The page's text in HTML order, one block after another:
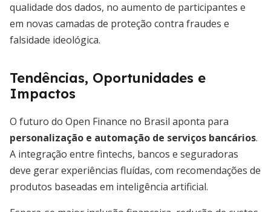
qualidade dos dados, no aumento de participantes e
em novas camadas de proteção contra fraudes e
falsidade ideológica.
Tendências, Oportunidades e
Impactos
O futuro do Open Finance no Brasil aponta para
personalização e automação de serviços bancários.
A integração entre fintechs, bancos e seguradoras
deve gerar experiências fluídas, com recomendações de
produtos baseadas em inteligência artificial.